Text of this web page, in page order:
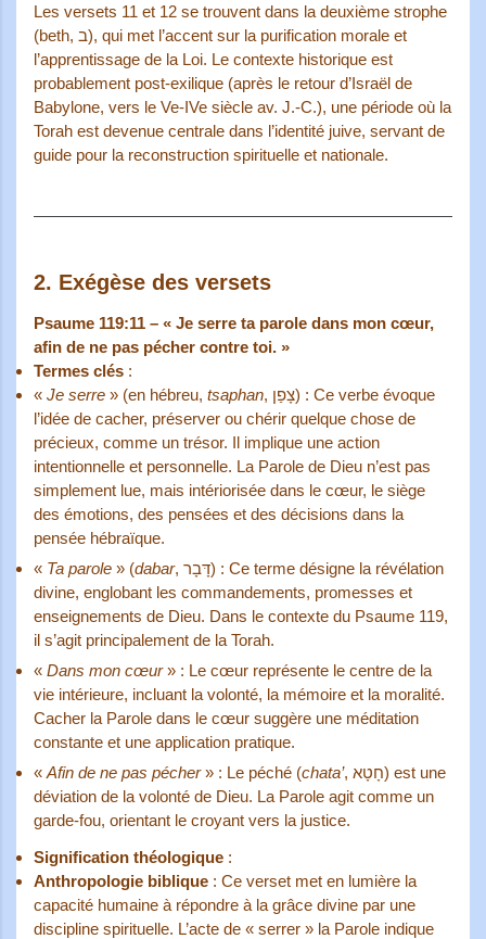
Les versets 11 et 12 se trouvent dans la deuxième strophe
(beth, ב), qui met l’accent sur la purification morale et
l’apprentissage de la Loi. Le contexte historique est
probablement post-exilique (après le retour d’Israël de
Babylone, vers le Ve-IVe siècle av. J.-C.), une période où la
Torah est devenue centrale dans l’identité juive, servant de
guide pour la reconstruction spirituelle et nationale.
2. Exégèse des versets
Psaume 119:11 – « Je serre ta parole dans mon cœur,
afin de ne pas pécher contre toi. »
Termes clés :
« Je serre » (en hébreu, tsaphan, צָפַן) : Ce verbe évoque
l’idée de cacher, préserver ou chérir quelque chose de
précieux, comme un trésor. Il implique une action
intentionnelle et personnelle. La Parole de Dieu n’est pas
simplement lue, mais intériorisée dans le cœur, le siège
des émotions, des pensées et des décisions dans la
pensée hébraïque.
« Ta parole » (dabar, דָּבָר) : Ce terme désigne la révélation
divine, englobant les commandements, promesses et
enseignements de Dieu. Dans le contexte du Psaume 119,
il s’agit principalement de la Torah.
« Dans mon cœur» : Le cœur représente le centre de la
vie intérieure, incluant la volonté, la mémoire et la moralité.
Cacher la Parole dans le cœur suggère une méditation
constante et une application pratique.
« Afin de ne pas pécher» : Le péché (chata’, חָטָא) est une
déviation de la volonté de Dieu. La Parole agit comme un
garde-fou, orientant le croyant vers la justice.
Signification théologique :
Anthropologie biblique : Ce verset met en lumière la
capacité humaine à répondre à la grâce divine par une
discipline spirituelle. L’acte de « serrer » la Parole indique